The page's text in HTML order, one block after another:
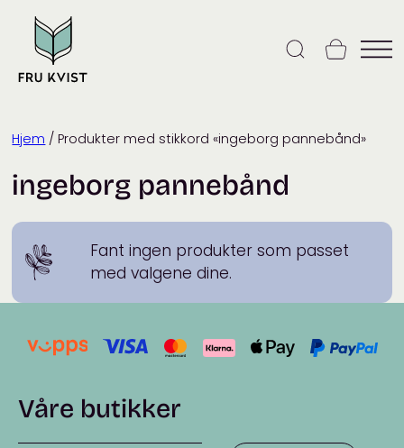
content
Hjem / Produkter med stikkord «ingeborg pannebånd»
ingeborg pannebånd
Fant ingen produkter som passet
med valgene dine.
Våre butikker